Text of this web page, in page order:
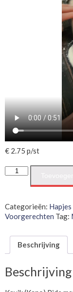
€ 2.75 p/st
Categorieën:
Voorgerechten Tag:
Beschrijving
Beschrijving